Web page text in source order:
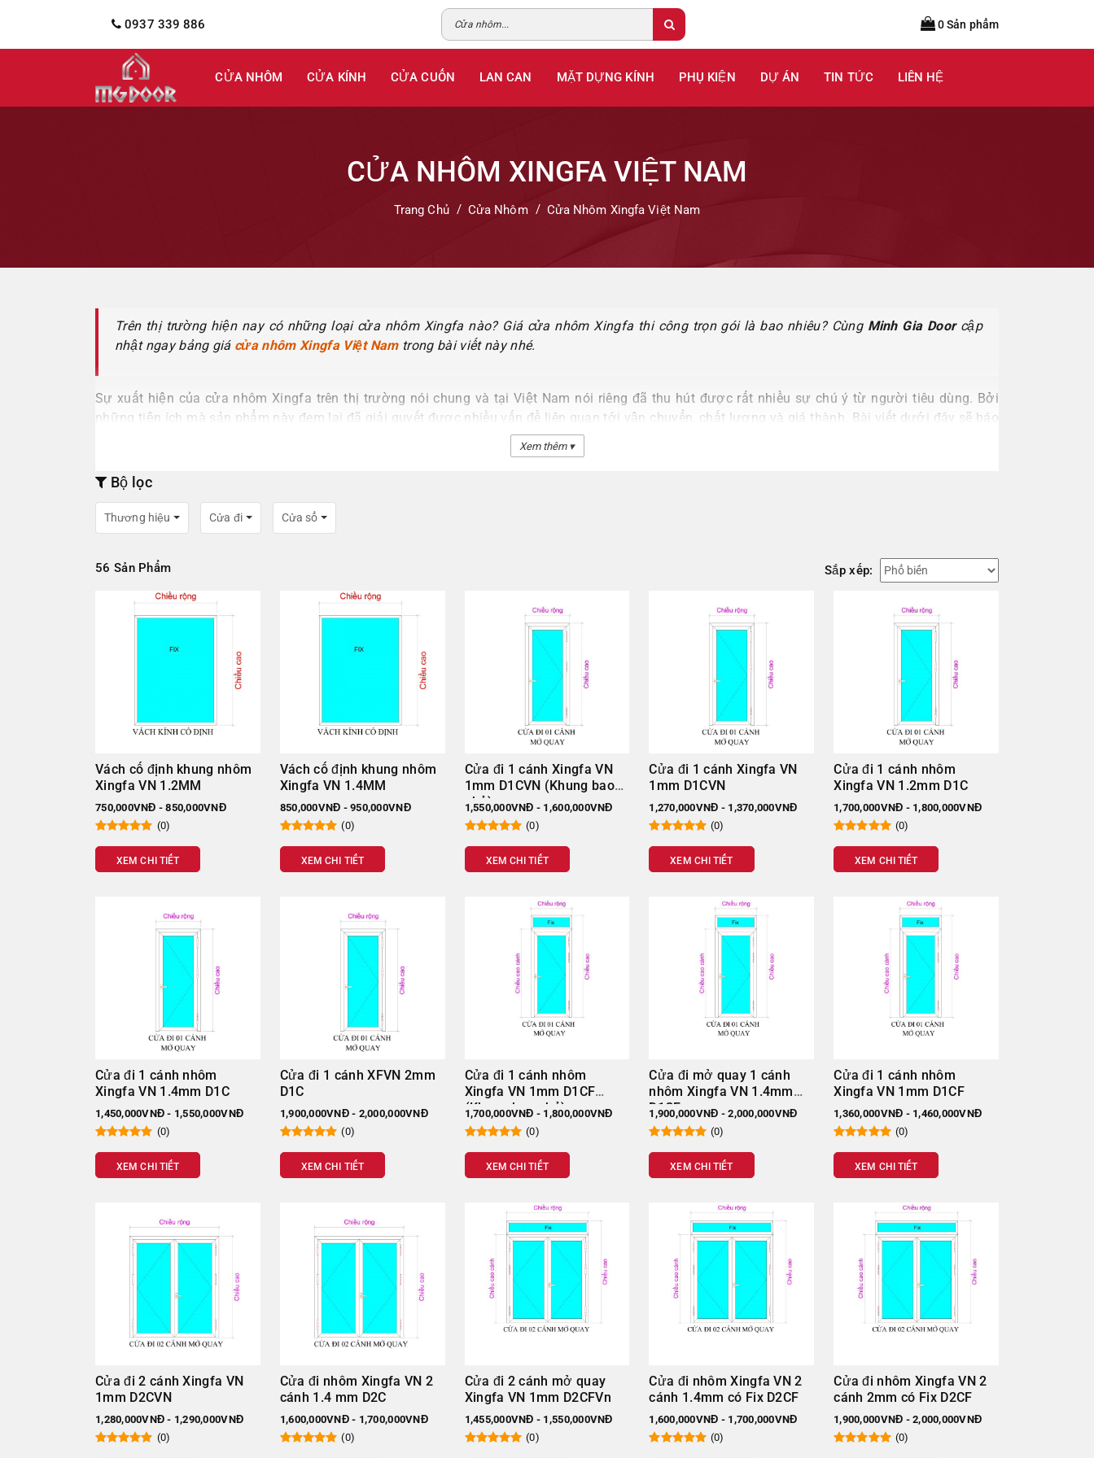
0937 339 886 0 Sản phẩm
CỬA NHÔM CỬA KÍNH CỬA CUỐN LAN CAN MẶT DỰNG KÍNH PHỤ KIỆN DỰ ÁN TIN TỨC LIÊN HỆ
CỬA NHÔM XINGFA VIỆT NAM
Trang Chủ Cửa Nhôm Cửa Nhôm Xingfa Việt Nam
Trên thị trường hiện nay có những loại cửa nhôm Xingfa nào? Giá cửa nhôm Xingfa thi công trọn gói là bao nhiêu? Cùng Minh Gia Doorcập
nhật ngay bảng giá cửa nhôm Xingfa Việt Namtrong bài viết này nhé.
Sự xuất hiện của cửa nhôm Xingfa trên thị trường nói chung và tại Việt Nam nói riêng đã thu hút được rất nhiều sự chú ý từ người tiêu dùng. Bởi
những tiện ích mà sản phẩm này đem lại đã giải quyết được nhiều vấn đề liên quan tới vận chuyển, chất lượng và giá thành. Bài viết dưới đây sẽ báo
giá cửa nhôm Xingfa Việt Nam chi tiết để quý khách cùng tham khảo.
cửa đi mở quay 4 cánh xingfa
Bảng báo giá cửa Xingfa Việt Nam 1mm
Loạicửa
Quy cách
Ngang x Cao (mm)
Đơn giá
(VND/m2)
Cửađi 1 cánhnhôm Xingfa Việt Nam 1 mm 940 x 2415 1.270.000
1800 x 2415 1.280.000
CỬA SỔ
sổ 1 cánh nhôm Xingfa Việt Nam 1mm 800 x 1500 1.450.000
sổ 2 cánhnhôm Xingfa Việt Nam 1mm 1600 x 1500 1.366.000
sổ 4 cánh nhôm Xingfa Việt Nam 1 mm 3200 x 1500 1.360.000
Vách kính nhôm Xingfa Việt Nam 1mm
Bảng giá cửa nhôm Xingfa Việt Nam 1.2mm
Cửa sử dụng phụ kiện Kinlong – kính trắng 8 mm cường lực.
Xem thêm ▾
Bộ lọc
Thương hiệu Cửa đi Cửa sổ
56 Sản Phẩm Sắp xếp:
Vách cố định khung nhôm
Xingfa VN 1.2MM
750,000VNĐ - 850,000VNĐ
(0)
XEM CHI TIẾT
Vách cố định khung nhôm
Xingfa VN 1.4MM
850,000VNĐ - 950,000VNĐ
(0)
XEM CHI TIẾT
Cửa đi 1 cánh Xingfa VN
1mm D1CVN (Khung bao
nhỏ)
1,550,000VNĐ - 1,600,000VNĐ
(0)
XEM CHI TIẾT
Cửa đi 1 cánh Xingfa VN
1mm D1CVN
1,270,000VNĐ - 1,370,000VNĐ
(0)
XEM CHI TIẾT
Cửa đi 1 cánh nhôm
Xingfa VN 1.2mm D1C
1,700,000VNĐ - 1,800,000VNĐ
(0)
XEM CHI TIẾT
Cửa đi 1 cánh nhôm
Xingfa VN 1.4mm D1C
1,450,000VNĐ - 1,550,000VNĐ
(0)
XEM CHI TIẾT
Cửa đi 1 cánh XFVN 2mm
D1C
1,900,000VNĐ - 2,000,000VNĐ
(0)
XEM CHI TIẾT
Cửa đi 1 cánh nhôm
Xingfa VN 1mm D1CF
(Khung bao nhỏ)
1,700,000VNĐ - 1,800,000VNĐ
(0)
XEM CHI TIẾT
Cửa đi mở quay 1 cánh
nhôm Xingfa VN 1.4mm
D1CF
1,900,000VNĐ - 2,000,000VNĐ
(0)
XEM CHI TIẾT
Cửa đi 1 cánh nhôm
Xingfa VN 1mm D1CF
1,360,000VNĐ - 1,460,000VNĐ
(0)
XEM CHI TIẾT
Cửa đi 2 cánh Xingfa VN
1mm D2CVN
1,280,000VNĐ - 1,290,000VNĐ
(0)
Cửa đi nhôm Xingfa VN 2
cánh 1.4 mm D2C
1,600,000VNĐ - 1,700,000VNĐ
(0)
Cửa đi 2 cánh mở quay
Xingfa VN 1mm D2CFVn
1,455,000VNĐ - 1,550,000VNĐ
(0)
Cửa đi nhôm Xingfa VN 2
cánh 1.4mm có Fix D2CF
1,600,000VNĐ - 1,700,000VNĐ
(0)
Cửa đi nhôm Xingfa VN 2
cánh 2mm có Fix D2CF
1,900,000VNĐ - 2,000,000VNĐ
(0)